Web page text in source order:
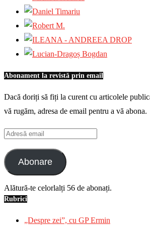
Abonament la revistă prin email
Dacă doriți să fiți la curent cu articolele
vă rugăm, adresa de email pentru a vă abona.
Adresă
email
Abonare
Alătură-te celorlalți 56 de abonați.
Rubrici
„Despre zei”, cu GP Ermin